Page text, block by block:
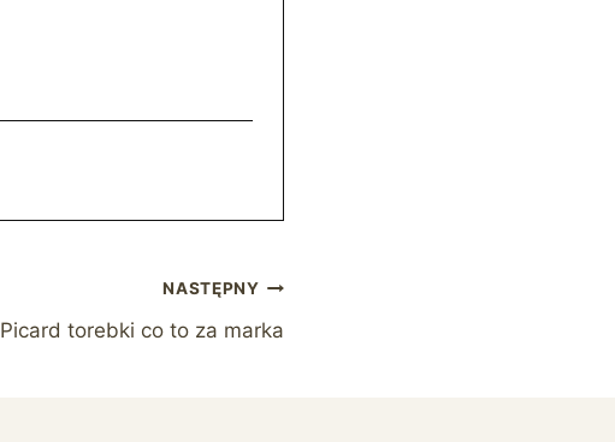
NASTĘPNY
Picard torebki co to za marka